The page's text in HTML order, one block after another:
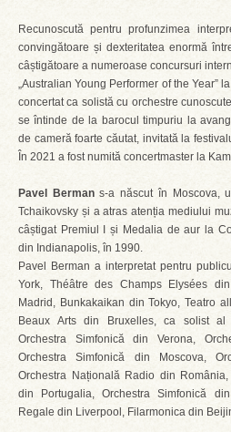
Recunoscută pentru profunzimea
convingătoare și dexteritatea enormă
câștigătoare a numeroase concursuri
„Australian Young Performer of the Year”
concertat ca solistă cu orchestre
se întinde de la barocul timpuriu la
de cameră foarte căutat, invitată la
În 2021 a fost numită concertmaster la
Pavel Bermans-a născut în Moscova,
Tchaikovsky și a atras atenția mediului
câștigat Premiul I și Medalia de aur la
din Indianapolis, în 1990.
Pavel Berman a interpretat pentru
York, Théâtre des Champs Elysées
Madrid, Bunkakaikan din Tokyo, Teatro
Beaux Arts din Bruxelles, ca solist al
Orchestra Simfonică din Verona,
Orchestra Simfonică din Moscova,
Orchestra Națională Radio din
din Portugalia, Orchestra Simfonică
Regale din Liverpool, Filarmonica din